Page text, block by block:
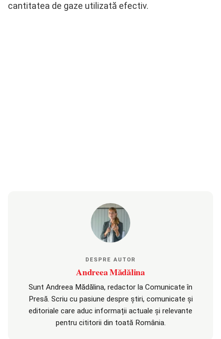
cantitatea de gaze utilizată efectiv.
DESPRE AUTOR
Andreea Mădălina
Sunt Andreea Mădălina, redactor la Comunicate în
Presă. Scriu cu pasiune despre știri, comunicate și
editoriale care aduc informații actuale și relevante
pentru cititorii din toată România.